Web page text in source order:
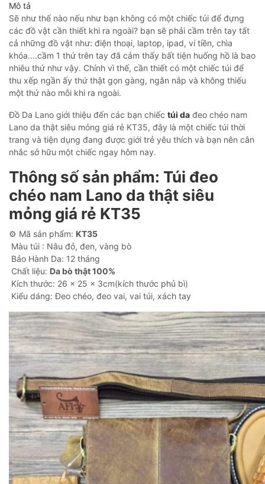
Mô tả
Sẽ như thế nào nếu như bạn không có một chiếc túi để đựng
các đồ vật cần thiết khi ra ngoài? bạn sẽ phải cầm trên tay tất
cả những đồ vật như: điện thoại, laptop, ipad, ví tiền, chìa
khóa….cầm 1 thứ trên tay đã cảm thấy bất tiện huống hồ là bao
nhiêu thứ như vậy. Chính vì thế, cần thiết có một chiếc túi để
thu xếp ngần ấy thứ thật gọn gàng, ngăn nắp và không thiếu
một thứ nào mỗi khi ra ngoài.
Đồ Da Lano giới thiệu đến các bạn chiếc túi da đeo chéo nam
Lano da thật siêu mỏng giá rẻ KT35, đây là một chiếc túi thời
trang và tiện dụng đang được giới trẻ yêu thích và bạn nên cân
nhắc sở hữu một chiếc ngay hôm nay.
Thông số sản phẩm: Túi đeo
chéo nam Lano da thật siêu
mỏng giá rẻ KT35
⚙ Mã sản phẩm: KT35
Màu túi : Nâu đỏ, đen, vàng bò
Bảo Hành Da: 12 tháng
Chất liệu: Da bò thật 100%
Kích thước: 26 x 25 x 3cm(kích thước phủ bì)
Kiểu dáng: Đeo chéo, đeo vai, vai túi, xách tay